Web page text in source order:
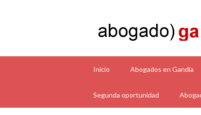
Inicio Abogados en Gandía
Segunda oportunidad